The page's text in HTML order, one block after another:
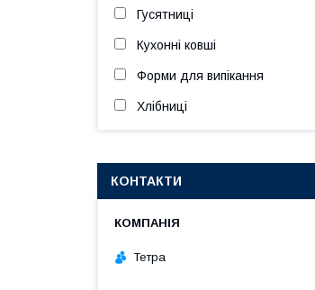
Гусятниці
Кухонні ковші
Форми для випікання
Хлібниці
КОНТАКТИ
Тетра